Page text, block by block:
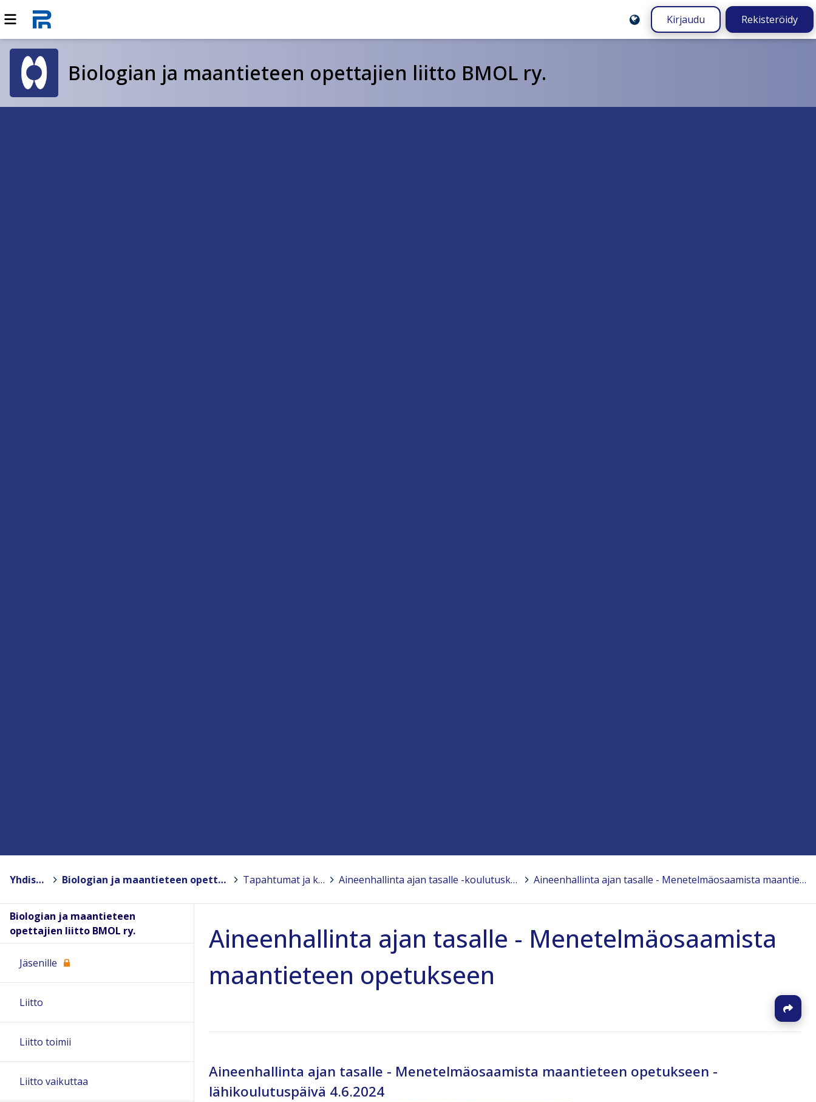
Kirjaudu Rekisteröidy
Biologian ja maantieteen opettajien liitto BMOL ry.
Yhdistykset > Biologian ja maantieteen opettajien liitto BMOL ry. Tapahtumat ja koulutukset Aineenhallinta ajan tasalle -koulutuskokonaisuus 2023-2024 Aineenhallinta ajan tasalle - Menetelmäosaamista maantieteen opetukseen
Aineenhallinta ajan tasalle - Menetelmäosaamista
maantieteen opetukseen
Aineenhallinta ajan tasalle - Menetelmäosaamista maantieteen opetukseen -
lähikoulutuspäivä 4.6.2024
Biologian ja maantieteen
opettajien liitto BMOL ry.
Jäsenille
Liitto
Liitto toimii
Liitto vaikuttaa